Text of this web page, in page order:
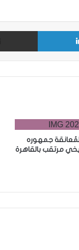
لينكدإن
جمهوره
مرتقب بالقاهرة